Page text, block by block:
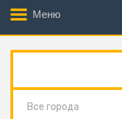
Меню
Все города